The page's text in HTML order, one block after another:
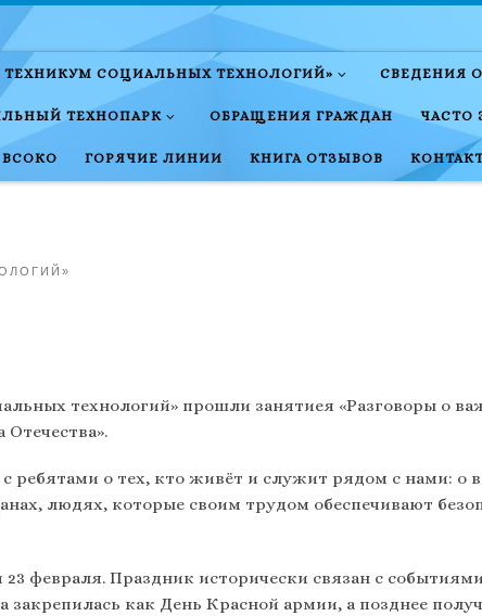
ТЕХНИКУМ СОЦИАЛЬНЫХ ТЕХНОЛОГИЙ» СВЕДЕНИЯ
ТЕХНОПАРК ОБРАЩЕНИЯ ГРАЖДАН ЧАСТО
ВСОКО ГОРЯЧИЕ ЛИНИИ КНИГА ОТЗЫВОВ
технологий» прошли занятиея «Разговоры о
ребятами о тех, кто живёт и служит рядом с нами: о
людях, которые своим трудом обеспечивают
февраля. Праздник исторически связан с
как День Красной армии, а позднее